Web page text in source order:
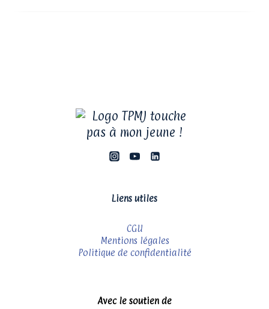
Liens utiles
CGU
Mentions légales
Politique de confidentialité
Avec le soutien de